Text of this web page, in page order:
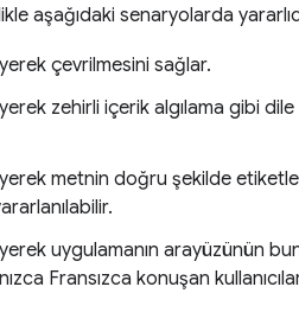
aşağıdaki senaryolarda
çevrilmesini sağlar.
zehirli içerik algılama gibi
metnin doğru şekilde
uygulamanın arayüzünün
Fransızca konuşan